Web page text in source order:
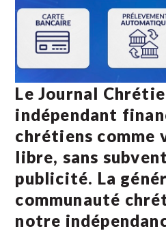
Le Journal
indépendant
chrétiens comme
libre, sans
publicité. La
communauté
notre